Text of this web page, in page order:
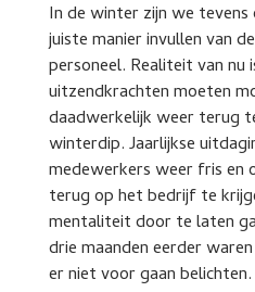
In de winter zijn we
juiste manier invullen van
personeel. Realiteit van nu
uitzendkrachten moeten
daadwerkelijk weer terug
winterdip. Jaarlijkse
medewerkers weer fris en
terug op het bedrijf te
mentaliteit door te laten
drie maanden eerder
er niet voor gaan belichten.